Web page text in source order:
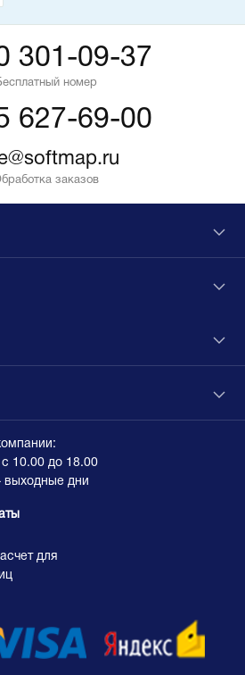
301-09-37
номер
627-69-00
заказов
с 10.00 до 18.00
выходные дни
для